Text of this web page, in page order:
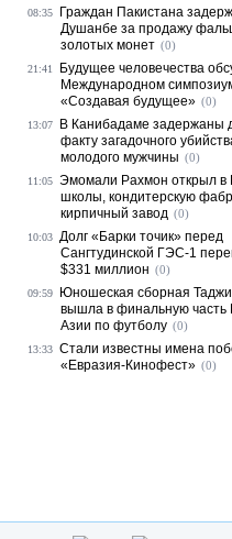
08:35
Граждан Пакистана
Душанбе за продажу
золотых монет (0)
21:41
Будущее человечества
Международном
«Создавая будущее» (0)
13:07
В Канибадаме задержаны
факту загадочного
молодого мужчины (0)
11:05 Эмомали Рахмон открыл в
школы, кондитерскую
кирпичный завод (0)
10:03 Долг «Барки точик» перед
Сангтудинской ГЭС-1
$331 миллион (0)
09:59
Юношеская сборная
вышла в финальную часть
Азии по футболу (0)
13:33 Стали известны имена
«Евразия-Кинофест» (0)